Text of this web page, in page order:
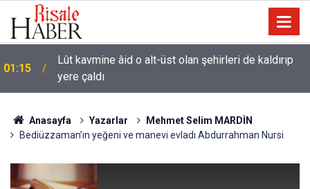
01:15
Lût kavmine âid o alt-üst olan şehirleri de kaldırıp
yere çaldı
Anasayfa Yazarlar
Mehmet Selim MARDİN
Bediüzzaman’ın yeğeni ve manevi evladı Abdurrahman Nursi